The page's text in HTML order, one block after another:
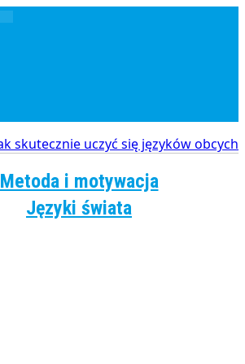
Metoda i motywacja
Języki świata